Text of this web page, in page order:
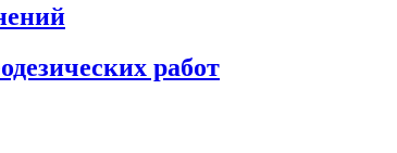
работ